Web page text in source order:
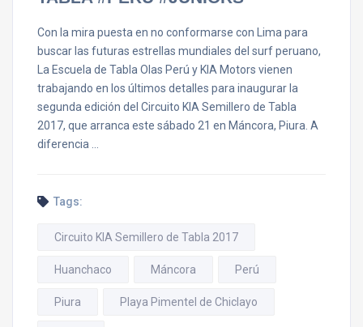
Con la mira puesta en no conformarse con Lima para
buscar las futuras estrellas mundiales del surf peruano,
La Escuela de Tabla Olas Perú y KIA Motors vienen
trabajando en los últimos detalles para inaugurar la
segunda edición del Circuito KIA Semillero de Tabla
2017, que arranca este sábado 21 en Máncora, Piura. A
diferencia …
Tags:
Circuito KIA Semillero de Tabla 2017
Huanchaco Máncora Perú
Piura Playa Pimentel de Chiclayo